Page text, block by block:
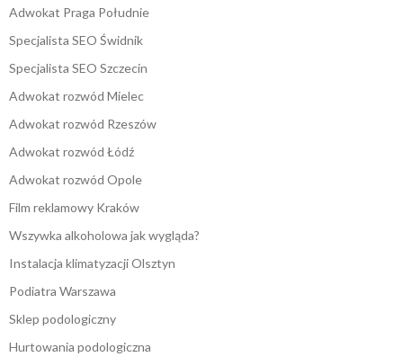
Adwokat Praga Południe
Specjalista SEO Świdnik
Specjalista SEO Szczecin
Adwokat rozwód Mielec
Adwokat rozwód Rzeszów
Adwokat rozwód Łódź
Adwokat rozwód Opole
Film reklamowy Kraków
Wszywka alkoholowa jak wygląda?
Instalacja klimatyzacji Olsztyn
Podiatra Warszawa
Sklep podologiczny
Hurtowania podologiczna